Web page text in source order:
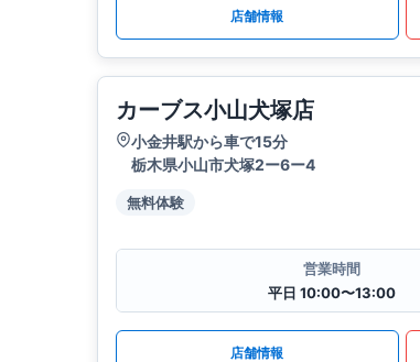
店舗情報
カーブス小山犬塚店
小金井駅から車で15分
栃木県小山市犬塚2ー6ー4
無料体験
営業時間
平日 10:00〜13:00
店舗情報